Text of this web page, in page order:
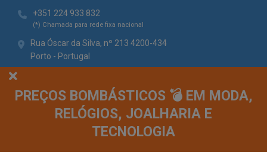
PREÇOS BOMBÁSTICOS 💣 EM MODA,
RELÓGIOS, JOALHARIA E
TECNOLOGIA
+351 224 933 832
(*) Chamada para rede fixa nacional
Rua Óscar da Silva, nº 213 4200-434
Porto - Portugal